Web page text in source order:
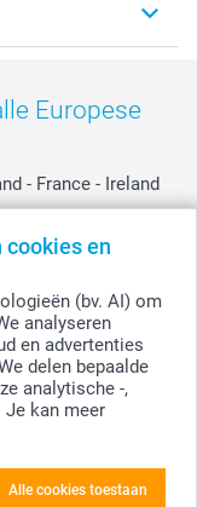
cookies en
(bv. AI) om
analyseren
en advertenties
delen bepaalde
analytische -,
kan meer
Alle cookies toestaan
Europese
- France - Ireland
- Suisse -
-
verzendkosten.